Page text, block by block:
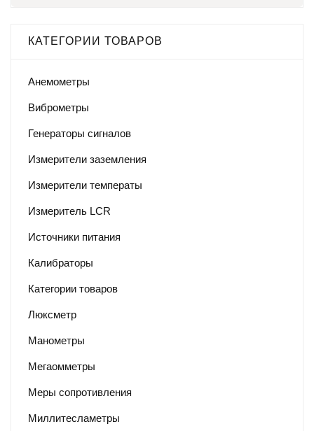
КАТЕГОРИИ ТОВАРОВ
Анемометры
Виброметры
Генераторы сигналов
Измерители заземления
Измерители температы
Измеритель LCR
Источники питания
Калибраторы
Категории товаров
Люксметр
Манометры
Мегаомметры
Меры сопротивления
Миллитесламетры